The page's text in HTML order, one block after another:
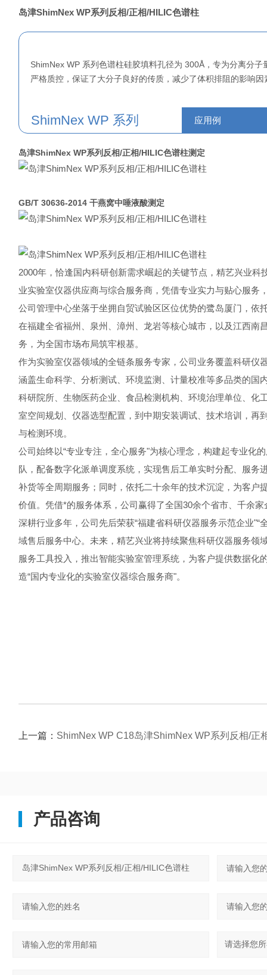
岛津ShimNex WP系列反相/正相/HILIC色谱柱
ShimNex WP 系列色谱柱硅胶填料孔径为 300Å，专为分离分
严格质控，保证了大分子良好的传质，减少了体积排阻的影响
ShimNex WP 系列 应用例
岛津ShimNex WP系列反相/正相/HILIC色谱柱测定
GB/T 30636-2014 干燕窝中唾液酸测定
2000年，恰逢国内科研创新需求崛起的关键节点，精艺兴业
业实验室仪器供应商与综合服务商，凭借专业实力与贴心服务
公司管理中心坐落于坐拥自贸试验区区位优势的鹭岛厦门，依
在福建全省福州、泉州、漳州、龙岩等核心城市，以及江西
务，为全国市场布局筑牢根基。
作为实验室仪器领域的全链条服务专家，公司业务覆盖科研
涵盖生命科学、分析测试、环境监测、计量校准等多品类的国
科研院所、生物医药企业、食品检测机构、环境治理单位、
室空间规划、仪器选型配置，到中期安装调试、技术培训，
与检测环境。
公司始终以“专业专注，全心服务"为核心理念，构建起专业化
队，配备数字化派单调度系统，实现售后工单实时分配、服
补货等全周期服务；同时，依托二十余年的技术沉淀，为客
价值。凭借*的服务体系，公司赢得了全国30余个省市、千余
深耕行业多年，公司先后荣获“福建省科研仪器服务示范企业
域售后服务中心。未来，精艺兴业将持续聚焦科研仪器服务
服务工具投入，推出智能实验室管理系统，为客户提供数据
造“国内专业化的实验室仪器综合服务商"。
上一篇： ShimNex WP C18岛津ShimNex WP系列反相/正相/HILIC
产品咨询